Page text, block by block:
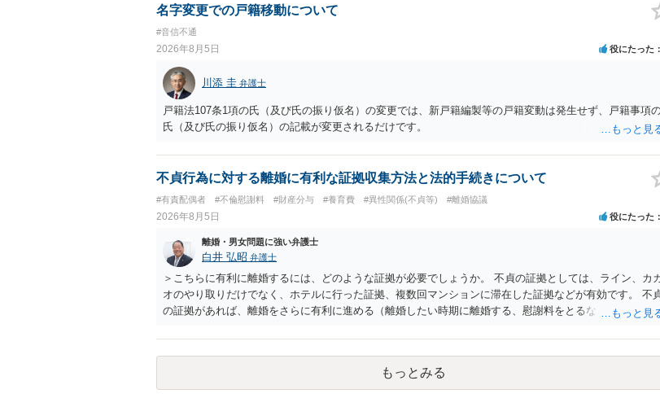
ご参考まで。
名字変更での戸籍移動について
#音信不通
2026年8月5日 役にたった
川添 圭 弁護士
戸籍法107条1項の氏（及び氏の振り仮名）の変更では、新戸籍編製等の戸籍変動は発生せず、戸籍事項
氏（及び氏の振り仮名）の記載が変更されるだけです。
不貞行為に対する離婚に有利な証拠収集方法と法的手続きについて
#有責配偶者 #不倫慰謝料 #財産分与 #養育費 #異性関係(不貞等) #離婚協議
2026年8月5日 役にたった
離婚・男女問題に強い弁護士
白井 弘昭 弁護士
＞こちらに有利に離婚するには、どのような証拠が必要でしょうか。 不貞の証拠としては、ライン、カ
オのやり取りだけでなく、ホテルに行った証拠、複数回マンションに滞在した証拠などが有効です。 不
の証拠があれば、離婚をさらに有利に進める（離婚したい時期に離婚する、慰謝料をとるなど）ことがで
がありますので、ご注意ください。 以上、ご参考まで。
もっとみる